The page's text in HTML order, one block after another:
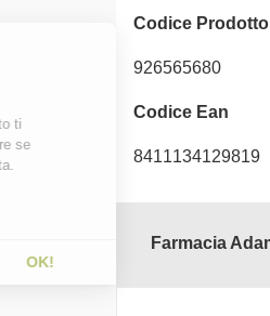
Codice Prodotto
926565680
Codice Ean
8411134129819